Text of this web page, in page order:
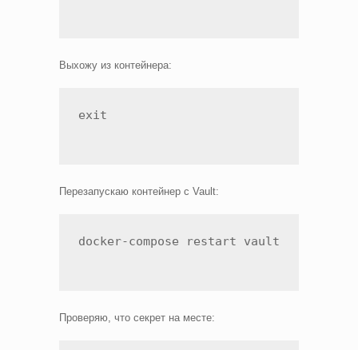
Выхожу из контейнера:
exit
Перезапускаю контейнер с Vault:
docker-compose restart vault
Проверяю, что секрет на месте: